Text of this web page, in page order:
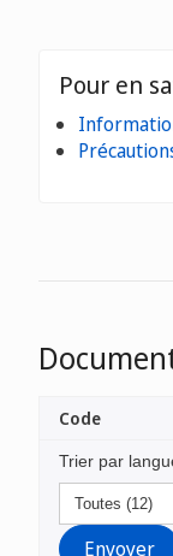
Pour en
Trier par
Code